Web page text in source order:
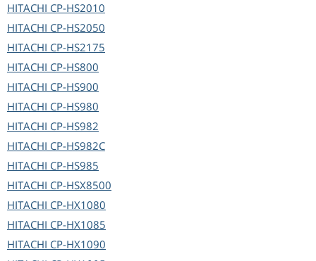
HITACHI CP-HS2010
HITACHI CP-HS2050
HITACHI CP-HS2175
HITACHI CP-HS800
HITACHI CP-HS900
HITACHI CP-HS980
HITACHI CP-HS982
HITACHI CP-HS982C
HITACHI CP-HS985
HITACHI CP-HSX8500
HITACHI CP-HX1080
HITACHI CP-HX1085
HITACHI CP-HX1090